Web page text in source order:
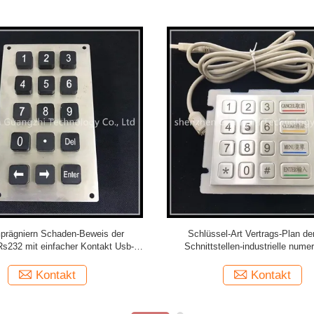
numerische Tastatur der
Metalltopf-Film-Membran-2.0mm
Kontakt
Licht-Noten-Tastatur des
IP65 4x4 der Matrix-
Kontakt